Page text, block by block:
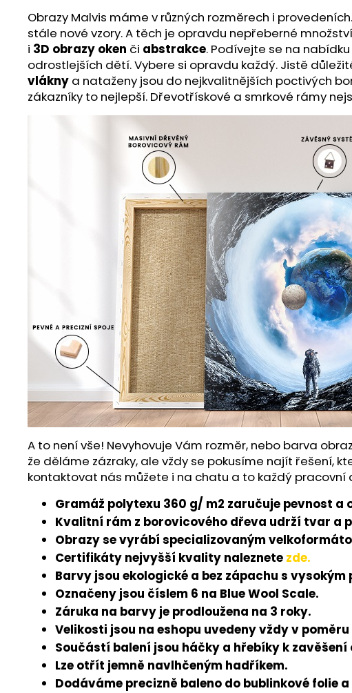
Obrazy Malvis máme v různých rozměrech i
stále nové vzory. A těch je opravdu nepřeberné
i 3D obrazy oken či abstrakce. Podívejte se na nabídku
odrostlejších dětí. Vybere si opravdu každý. Jistě
vlákny a nataženy jsou do nejkvalitnějších poctivých
zákazníky to nejlepší. Dřevotřískové a smrkové rámy
A to není vše! Nevyhovuje Vám rozměr, nebo barva
že děláme zázraky, ale vždy se pokusíme najít řešení,
kontaktovat nás můžete i na chatu a to každý pracovní
Gramáž polytexu 360 g/ m2 zaručuje pevnost a
Kvalitní rám z borovicového dřeva udrží tvar a
Obrazy se vyrábí specializovaným
Certifikáty nejvyšší kvality naleznete zde.
Barvy jsou ekologické a bez zápachu s
Označeny jsou číslem 6 na Blue Wool Scale.
Záruka na barvy je prodloužena na 3 roky.
Velikosti jsou na eshopu uvedeny vždy v
Součástí balení jsou háčky a hřebíky k zavěšení
Lze otřít jemně navlhčeným hadříkem.
Dodáváme precizně baleno do bublinkové folie